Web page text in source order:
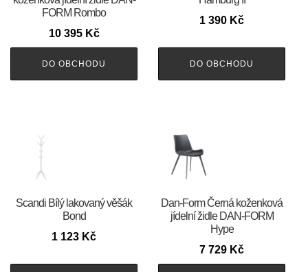
FORM Rombo
10 395 Kč
DO OBCHODU
1 390 Kč
DO OBCHODU
Scandi Bílý lakovaný věšák
Bond
1 123 Kč
​​​​​Dan-Form Černá koženková
jídelní židle DAN-FORM
Hype
7 729 Kč